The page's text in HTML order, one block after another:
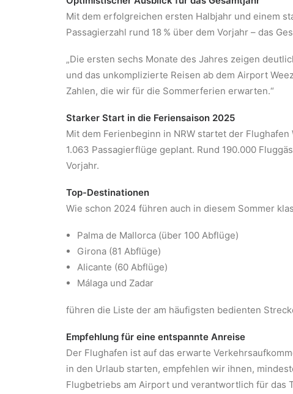
Mit dem erfolgreichen ersten Halbjahr und einem
Passagierzahl rund 18 % über dem Vorjahr – das
„Die ersten sechs Monate des Jahres zeigen
und das unkomplizierte Reisen ab dem Airport
Zahlen, die wir für die Sommerferien erwarten.“
Starker Start in die Feriensaison 2025
Mit dem Ferienbeginn in NRW startet der
1.063 Passagierflüge geplant. Rund 190.000
Vorjahr.
Top-Destinationen
Wie schon 2024 führen auch in diesem Sommer
Palma de Mallorca (über 100 Abflüge)
Girona (81 Abflüge)
Alicante (60 Abflüge)
Málaga und Zadar
führen die Liste der am häufigsten bedienten
Empfehlung für eine entspannte Anreise
Der Flughafen ist auf das erwarte
in den Urlaub starten, empfehlen wir ihnen,
Flugbetriebs am Airport und verantwortlich für das